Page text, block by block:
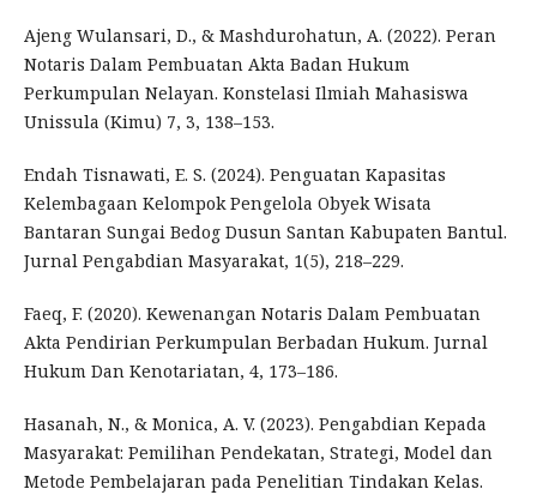
Ajeng Wulansari, D., & Mashdurohatun, A. (2022). Peran
Notaris Dalam Pembuatan Akta Badan Hukum
Perkumpulan Nelayan. Konstelasi Ilmiah Mahasiswa
Unissula (Kimu) 7, 3, 138–153.
Endah Tisnawati, E. S. (2024). Penguatan Kapasitas
Kelembagaan Kelompok Pengelola Obyek Wisata
Bantaran Sungai Bedog Dusun Santan Kabupaten Bantul.
Jurnal Pengabdian Masyarakat, 1(5), 218–229.
Faeq, F. (2020). Kewenangan Notaris Dalam Pembuatan
Akta Pendirian Perkumpulan Berbadan Hukum. Jurnal
Hukum Dan Kenotariatan, 4, 173–186.
Hasanah, N., & Monica, A. V. (2023). Pengabdian Kepada
Masyarakat: Pemilihan Pendekatan, Strategi, Model dan
Metode Pembelajaran pada Penelitian Tindakan Kelas.